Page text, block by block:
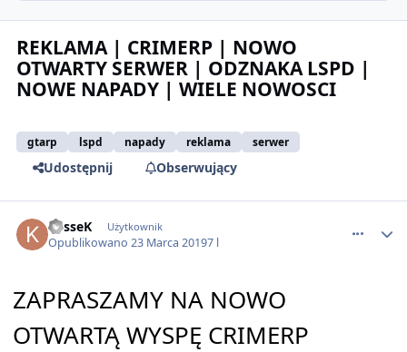
REKLAMA | CRIMERP | NOWO
OTWARTY SERWER | ODZNAKA LSPD |
NOWE NAPADY | WIELE NOWOSCI
gtarp lspd napady reklama serwer
Udostępnij Obserwujący
k0sseK Użytkownik
Opublikowano23 Marca 20197 l
ZAPRASZAMY NA NOWO
OTWARTĄ WYSPĘ CRIMERP